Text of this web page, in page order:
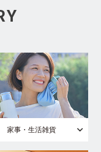
家事・生活雑貨